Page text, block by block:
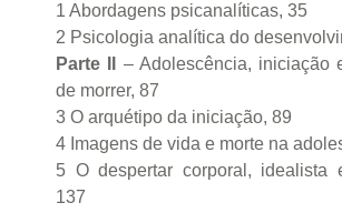
1 Abordagens psicanalíticas, 35
2 Psicologia analítica do
Parte II
– Adolescência, iniciação
de morrer, 87
3 O arquétipo da iniciação, 89
4 Imagens de vida e morte na
5 O despertar corporal, idealista
137